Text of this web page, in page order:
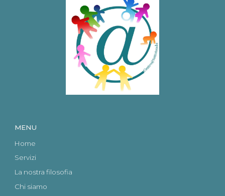
MENU
Home
Servizi
La nostra filosofia
Chi siamo